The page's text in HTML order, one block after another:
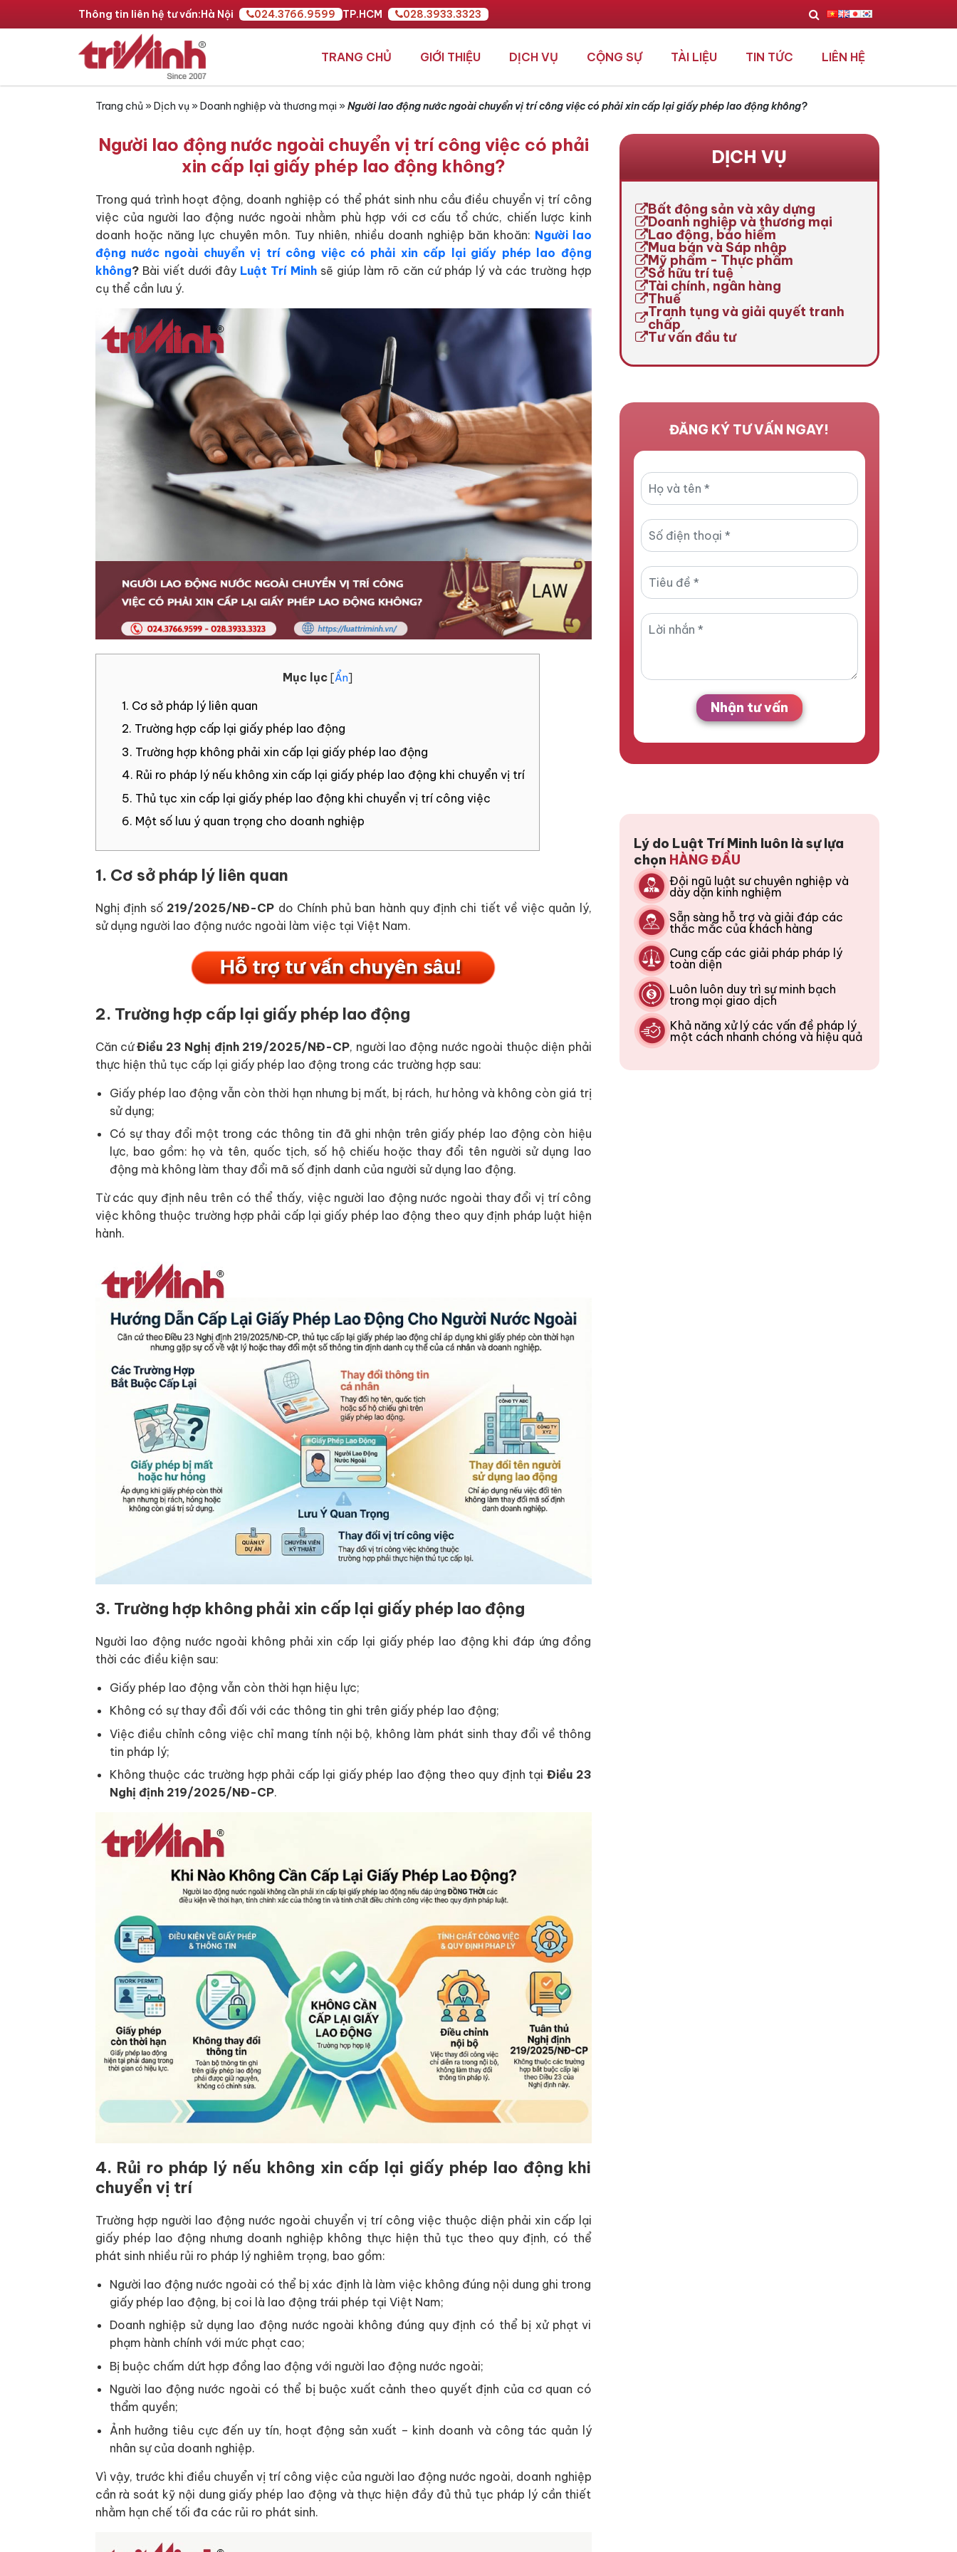
Thông tin liên hệ tư vấn:Hà Nội 024.3766.9599 TP.HCM 028.3933.3323
TRANG CHỦ GIỚI THIỆU DỊCH VỤ CỘNG SỰ TÀI LIỆU TIN TỨC LIÊN HỆ
Trang chủ» Dịch vụ» Doanh nghiệp và thương mại » Người lao động nước ngoài chuyển vị trí công việc có phải xin cấp lại giấy phép lao động không?
Người lao động nước ngoài chuyển vị trí công việc có phải
xin cấp lại giấy phép lao động không?
Trong quá trình hoạt động, doanh nghiệp có thể phát sinh nhu cầu điều chuyển vị trí công
việc của người lao động nước ngoài nhằm phù hợp với cơ cấu tổ chức, chiến lược kinh
doanh hoặc năng lực chuyên môn. Tuy nhiên, nhiều doanh nghiệp băn khoăn: Người lao
động nước ngoài chuyển vị trí công việc có phải xin cấp lại giấy phép lao động
không?Bài viết dưới đây Luật Trí Minhsẽ giúp làm rõ căn cứ pháp lý và các trường hợp
cụ thể cần lưu ý.
Mục lục [Ẩn]
1. Cơ sở pháp lý liên quan
2. Trường hợp cấp lại giấy phép lao động
3. Trường hợp không phải xin cấp lại giấy phép lao động
4. Rủi ro pháp lý nếu không xin cấp lại giấy phép lao động khi chuyển vị trí
5. Thủ tục xin cấp lại giấy phép lao động khi chuyển vị trí công việc
6. Một số lưu ý quan trọng cho doanh nghiệp
1. Cơ sở pháp lý liên quan
Nghị định số 219/2025/NĐ-CP do Chính phủ ban hành quy định chi tiết về việc quản lý,
sử dụng người lao động nước ngoài làm việc tại Việt Nam.
2. Trường hợp cấp lại giấy phép lao động
Căn cứĐiều 23 Nghị định 219/2025/NĐ-CP, người lao động nước ngoài thuộc diện phải
thực hiện thủ tục cấp lại giấy phép lao động trong các trường hợp sau:
Giấy phép lao động vẫn còn thời hạn nhưng bị mất, bị rách, hư hỏng và không còn giá trị
sử dụng;
Có sự thay đổi một trong các thông tin đã ghi nhận trên giấy phép lao động còn hiệu
lực, bao gồm: họ và tên, quốc tịch, số hộ chiếu hoặc thay đổi tên người sử dụng lao
động mà không làm thay đổi mã số định danh của người sử dụng lao động.
Từ các quy định nêu trên có thể thấy, việc người lao động nước ngoài thay đổi vị trí công
việc không thuộc trường hợp phải cấp lại giấy phép lao động theo quy định pháp luật hiện
hành.
3. Trường hợp không phải xin cấp lại giấy phép lao động
Người lao động nước ngoài không phải xin cấp lại giấy phép lao động khi đáp ứng đồng
thời các điều kiện sau:
Giấy phép lao động vẫn còn thời hạn hiệu lực;
Không có sự thay đổi đối với các thông tin ghi trên giấy phép lao động;
Việc điều chỉnh công việc chỉ mang tính nội bộ, không làm phát sinh thay đổi về thông
tin pháp lý;
Không thuộc các trường hợp phải cấp lại giấy phép lao động theo quy định tại Điều 23
Nghị định 219/2025/NĐ-CP.
4. Rủi ro pháp lý nếu không xin cấp lại giấy phép lao động khi
chuyển vị trí
Trường hợp người lao động nước ngoài chuyển vị trí công việc thuộc diện phải xin cấp lại
giấy phép lao động nhưng doanh nghiệp không thực hiện thủ tục theo quy định, có thể
phát sinh nhiều rủi ro pháp lý nghiêm trọng, bao gồm:
Người lao động nước ngoài có thể bị xác định là làm việc không đúng nội dung ghi trong
giấy phép lao động, bị coi là lao động trái phép tại Việt Nam;
Doanh nghiệp sử dụng lao động nước ngoài không đúng quy định có thể bị xử phạt vi
phạm hành chính với mức phạt cao;
Bị buộc chấm dứt hợp đồng lao động với người lao động nước ngoài;
Người lao động nước ngoài có thể bị buộc xuất cảnh theo quyết định của cơ quan có
thẩm quyền;
Ảnh hưởng tiêu cực đến uy tín, hoạt động sản xuất – kinh doanh và công tác quản lý
nhân sự của doanh nghiệp.
Vì vậy, trước khi điều chuyển vị trí công việc của người lao động nước ngoài, doanh nghiệp
cần rà soát kỹ nội dung giấy phép lao động và thực hiện đầy đủ thủ tục pháp lý cần thiết
nhằm hạn chế tối đa các rủi ro phát sinh.
DỊCH VỤ
Bất động sản và xây dựng
Doanh nghiệp và thương mại
Lao động, bảo hiểm
Mua bán và Sáp nhập
Mỹ phẩm - Thực phẩm
Sở hữu trí tuệ
Tài chính, ngân hàng
Thuế
Tranh tụng và giải quyết tranh
chấp
Tư vấn đầu tư
ĐĂNG KÝ TƯ VẤN NGAY!
Nhận tư vấn
Lý do Luật Trí Minh luôn là sự lựa
chọn HÀNG ĐẦU
Đội ngũ luật sư chuyên nghiệp và
dày dặn kinh nghiệm
Sẵn sàng hỗ trợ và giải đáp các
thắc mắc của khách hàng
Cung cấp các giải pháp pháp lý
toàn diện
Luôn luôn duy trì sự minh bạch
trong mọi giao dịch
Khả năng xử lý các vấn đề pháp lý
một cách nhanh chóng và hiệu quả